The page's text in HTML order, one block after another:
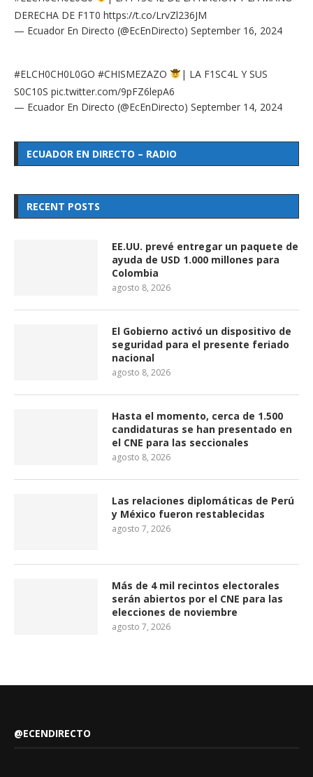
DERECHA DE F1T0 https://t.co/LrvZl236JM
— Ecuador En Directo (@EcEnDirecto) September 16, 2024
#ELCH0CH0L0GO #CHISMEZAZO
| LA F1SC4L Y SUS
S0C10S pic.twitter.com/9pFZ6lepA6
— Ecuador En Directo (@EcEnDirecto) September 14, 2024
ECUADOR EN DIRECTO – RADIO
RECENT POSTS
EE.UU. prevé entregar un paquete de
ayuda de USD 1.000 millones para
Colombia
agosto 8, 2026
El Gobierno activó un dispositivo de
seguridad para el presente feriado
nacional
agosto 8, 2026
Hasta el momento, cerca de 1.500
candidaturas se han presentado en
el CNE para las seccionales
agosto 8, 2026
Las relaciones diplomáticas de Perú
y México fueron restablecidas
agosto 7, 2026
Más de 4 mil recintos electorales
serán abiertos por el CNE para las
elecciones de noviembre
agosto 7, 2026
@ECENDIRECTO